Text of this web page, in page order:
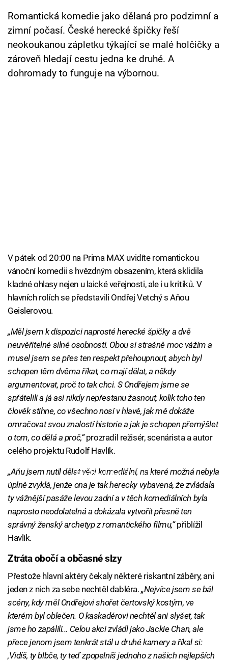
Přihlášení
Sledujte nás
Romantická komedie jako dělaná pro podzimní a
zimní počasí. České herecké špičky řeší
neokoukanou zápletku týkající se malé holčičky a
zároveň hledají cestu jedna ke druhé. A
dohromady to funguje na výbornou.
V pátek od 20:00 na Prima MAX uvidíte romantickou
vánoční komedii s hvězdným obsazením, která sklidila
kladné ohlasy nejen u laické veřejnosti, ale i u kritiků. V
hlavních rolích se představili Ondřej Vetchý s Aňou
Geislerovou.
„Měl jsem k dispozici naprosté herecké špičky a dvě
neuvěřitelné silné osobnosti. Obou si strašně moc vážím a
musel jsem se přes ten respekt přehoupnout, abych byl
schopen těm dvěma říkat, co mají dělat, a někdy
argumentovat, proč to tak chci. S Ondřejem jsme se
spřátelili a já asi nikdy nepřestanu žasnout, kolik toho ten
člověk stihne, co všechno nosí v hlavě, jak mě dokáže
omračovat svou znalostí historie a jak je schopen přemýšlet
o tom, co dělá a proč,“prozradil režisér, scenárista a autor
celého projektu Rudolf Havlík.
Failed to fetch
„Aňu jsem nutil dělat věci komediální, na které možná nebyla
úplně zvyklá, jenže ona je tak herecky vybavená, že zvládala
ty vážnější pasáže levou zadní a v těch komediálních byla
naprosto neodolatelná a dokázala vytvořit přesně ten
správný ženský archetyp z romantického filmu,“přiblížil
Havlík.
Ztráta obočí a občasné slzy
Přestože hlavní aktéry čekaly některé riskantní záběry, ani
jeden z nich za sebe nechtěl dabléra. „Nejvíce jsem se bál
scény, kdy měl Ondřejovi shořet čertovský kostým, ve
kterém byl oblečen. O kaskadérovi nechtěl ani slyšet, tak
jsme ho zapálili... Celou akci zvládl jako Jackie Chan, ale
přece jenom jsem tenkrát stál u druhé kamery a říkal si:
‚Vidíš, ty blbče, ty teď zpopelníš jednoho z našich nejlepších